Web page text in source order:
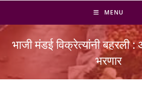
MENU
भाजी मंडई विक्रेत्यांनी बहरली :
भरणार